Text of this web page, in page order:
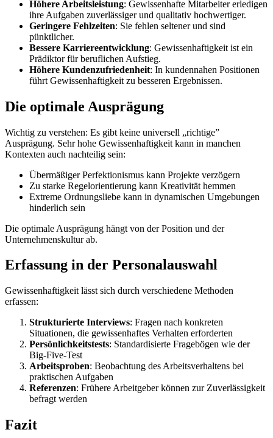
Höhere Arbeitsleistung: Gewissenhafte Mitarbeiter erledigen
ihre Aufgaben zuverlässiger und qualitativ hochwertiger.
Geringere Fehlzeiten: Sie fehlen seltener und sind
pünktlicher.
Bessere Karriereentwicklung: Gewissenhaftigkeit ist ein
Prädiktor für beruflichen Aufstieg.
Höhere Kundenzufriedenheit: In kundennahen Positionen
führt Gewissenhaftigkeit zu besseren Ergebnissen.
Die optimale Ausprägung
Wichtig zu verstehen: Es gibt keine universell „richtige”
Ausprägung. Sehr hohe Gewissenhaftigkeit kann in manchen
Kontexten auch nachteilig sein:
Übermäßiger Perfektionismus kann Projekte verzögern
Zu starke Regelorientierung kann Kreativität hemmen
Extreme Ordnungsliebe kann in dynamischen Umgebungen
hinderlich sein
Die optimale Ausprägung hängt von der Position und der
Unternehmenskultur ab.
Erfassung in der Personalauswahl
Gewissenhaftigkeit lässt sich durch verschiedene Methoden
erfassen:
Strukturierte Interviews: Fragen nach konkreten
Situationen, die gewissenhaftes Verhalten erforderten
Persönlichkeitstests: Standardisierte Fragebögen wie der
Big-Five-Test
Arbeitsproben: Beobachtung des Arbeitsverhaltens bei
praktischen Aufgaben
Referenzen: Frühere Arbeitgeber können zur Zuverlässigkeit
befragt werden
Fazit